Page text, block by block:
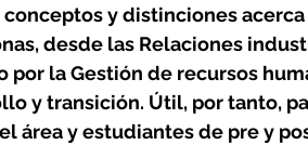
y distinciones
desde las Relaciones
por la Gestión de recursos
y transición. Útil, por tanto,
área y estudiantes de pre y